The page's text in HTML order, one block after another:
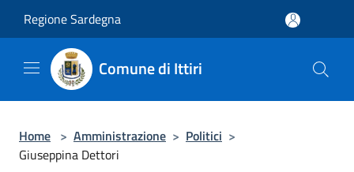
Regione Sardegna
Comune di Ittiri
Home > Amministrazione > Politici >
Giuseppina Dettori